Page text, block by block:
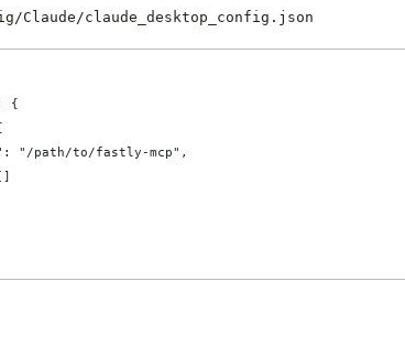
Claude/claude_desktop_config.json
{
"/path/to/fastly-mcp",